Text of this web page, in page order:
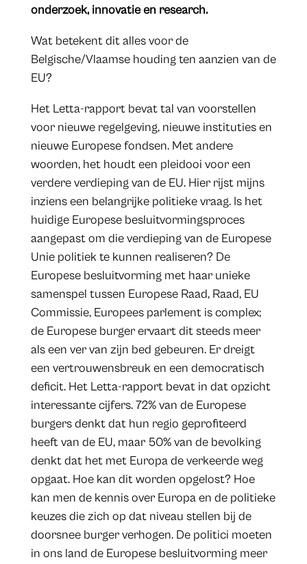
onderzoek, innovatie en research.
Wat betekent dit alles voor de
Belgische/Vlaamse houding ten aanzien van de
EU?
Het Letta-rapport bevat tal van voorstellen
voor nieuwe regelgeving, nieuwe instituties en
nieuwe Europese fondsen. Met andere
woorden, het houdt een pleidooi voor een
verdere verdieping van de EU. Hier rijst mijns
inziens een belangrijke politieke vraag. Is het
huidige Europese besluitvormingsproces
aangepast om die verdieping van de Europese
Unie politiek te kunnen realiseren? De
Europese besluitvorming met haar unieke
samenspel tussen Europese Raad, Raad, EU
Commissie, Europees parlement is complex;
de Europese burger ervaart dit steeds meer
als een ver van zijn bed gebeuren. Er dreigt
een vertrouwensbreuk en een democratisch
deficit. Het Letta-rapport bevat in dat opzicht
interessante cijfers. 72% van de Europese
burgers denkt dat hun regio geprofiteerd
heeft van de EU, maar 50% van de bevolking
denkt dat het met Europa de verkeerde weg
opgaat. Hoe kan dit worden opgelost? Hoe
kan men de kennis over Europa en de politieke
keuzes die zich op dat niveau stellen bij de
doorsnee burger verhogen. De politici moeten
in ons land de Europese besluitvorming meer